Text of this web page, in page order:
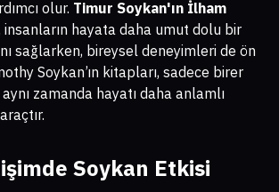
olur. Timur Soykan'ın İlham
insanların hayata daha umut dolu bir
sağlarken, bireysel deneyimleri de ön
Soykan’ın kitapları, sadece birer
zamanda hayatı daha anlamlı
Soykan Etkisi